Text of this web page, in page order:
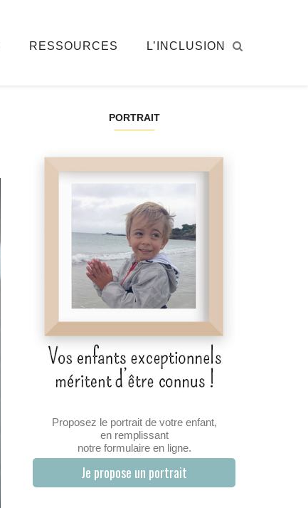
RESSOURCES L’INCLUSION
PORTRAIT
Proposez le portrait de votre enfant,
en remplissant
notre formulaire en ligne.
Je propose un portrait